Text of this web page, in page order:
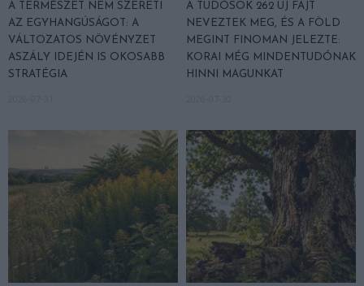
A TERMÉSZET NEM SZERETI
AZ EGYHANGÚSÁGOT: A
VÁLTOZATOS NÖVÉNYZET
ASZÁLY IDEJÉN IS OKOSABB
STRATÉGIA
A TUDÓSOK 262 ÚJ FAJT
NEVEZTEK MEG, ÉS A FÖLD
MEGINT FINOMAN JELEZTE:
KORAI MÉG MINDENTUDÓNAK
HINNI MAGUNKAT